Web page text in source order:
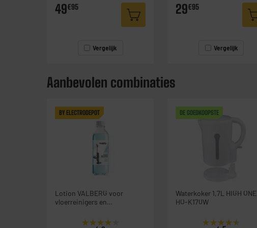
49€95
Vergelijk
29€95
Vergelijk
Aanbevolen combinaties
BY ELECTRODEPOT
Lotion VALBERG voor
vloerreinigers en
★★★★★
★★★★★
DE GOEDKOOPSTE
Waterkoker 1,7L HIGH ONE
HO-K170W
★★★★★
★★★★★